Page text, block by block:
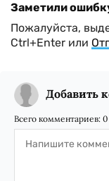
Заметили
Пожалуйста,
Ctrl+Enter или
Добавить
Всего комментариев: 0